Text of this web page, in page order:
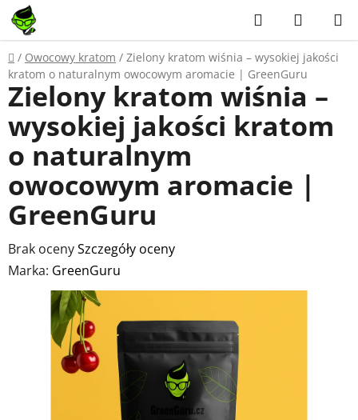
Przejść
do
treści
Szukaj
Home
/ Owocowy kratom / Zielony kratom wiśnia – wysokiej jakości
kratom o naturalnym owocowym aromacie | GreenGuru
Zielony kratom wiśnia –
wysokiej jakości kratom
o naturalnym
owocowym aromacie |
GreenGuru
Średnia
ocena
produktu
Brak ocenySzczegóły oceny
Marka: GreenGuru